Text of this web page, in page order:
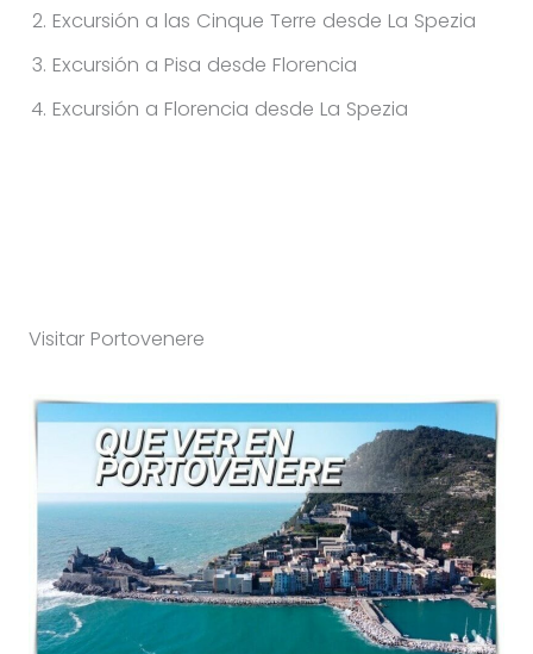
Excursión a las Cinque Terre desde La Spezia
Excursión a Pisa desde Florencia
Excursión a Florencia desde La Spezia
Visitar Portovenere